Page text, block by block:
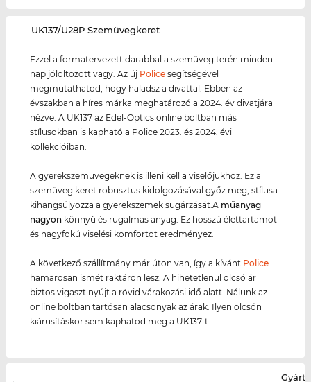
‌UK137/U28P Szemüvegkeret
Ezzel a formatervezett darabbal a szemüveg terén minden
nap jólöltözött vagy. Az új Police segítségével
megmutathatod, hogy haladsz a divattal. Ebben az
évszakban a híres márka meghatározó a 2024. év divatjára
nézve. A UK137 az Edel-Optics online boltban más
stílusokban is kapható a Police 2023. és 2024. évi
kollekcióiban.
A gyerekszemüvegeknek is illeni kell a viselőjükhöz. Ez a
szemüveg keret robusztus kidolgozásával győz meg, stílusa
kihangsúlyozza a gyerekszemek sugárzását.A műanyag
nagyon könnyű és rugalmas anyag. Ez hosszú élettartamot
és nagyfokú viselési komfortot eredményez.
A következő szállítmány már úton van, így a kívánt Police
hamarosan ismét raktáron lesz. A hihetetlenül olcsó ár
biztos vigaszt nyújt a rövid várakozási idő alatt. Nálunk az
online boltban tartósan alacsonyak az árak. Ilyen olcsón
kiárusításkor sem kaphatod meg a UK137-t.